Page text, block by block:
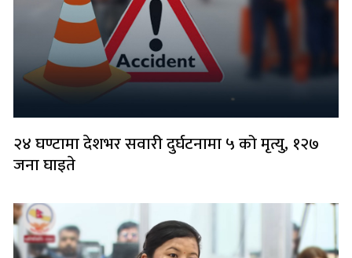
२४ घण्टामा देशभर सवारी दुर्घटनामा ५ को मृत्यु, १२७
जना घाइते